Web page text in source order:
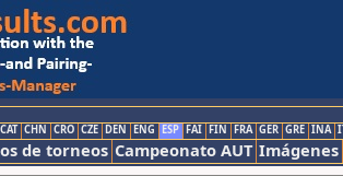
CAT CHN CRO CZE DEN ENG ESP FAI FIN FRA GER GRE INA
de torneos Campeonato AUT Imágenes